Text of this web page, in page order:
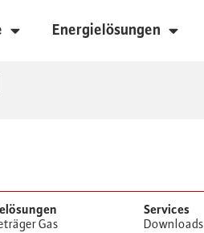
Energielösungen
Gas
Services
Downloads